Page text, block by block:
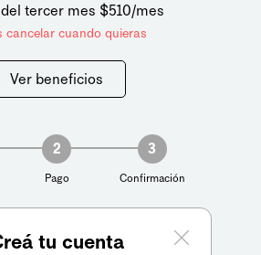
tercer mes $510/mes
cancelar cuando quieras
Ver beneficios
2
Pago
3
Confirmación
tu cuenta